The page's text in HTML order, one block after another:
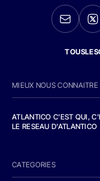
MIEUX NOUS CONNAITRE
ATLANTICO C'EST QUI,
LE RESEAU D'ATLANTICO
CATEGORIES